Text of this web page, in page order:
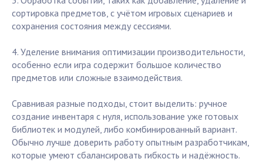
сортировка предметов, с учётом игровых сценариев и
сохранения состояния между сессиями.
4. Уделение внимания оптимизации производительности,
особенно если игра содержит большое количество
предметов или сложные взаимодействия.
Сравнивая разные подходы, стоит выделить: ручное
создание инвентаря с нуля, использование уже готовых
библиотек и модулей, либо комбинированный вариант.
Обычно лучше доверить работу опытным разработчикам,
которые умеют сбалансировать гибкость и надёжность.